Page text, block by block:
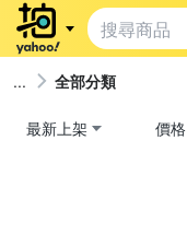
全部分類
最新上架 價格